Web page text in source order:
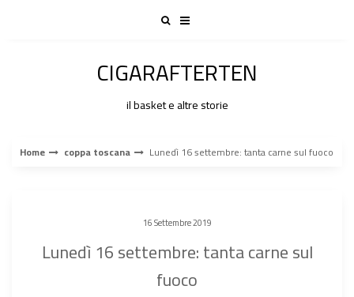
CIGARAFTERTEN
il basket e altre storie
Home coppa toscana Lunedì 16 settembre: tanta carne sul fuoco
16 Settembre 2019
Lunedì 16 settembre: tanta carne sul
fuoco